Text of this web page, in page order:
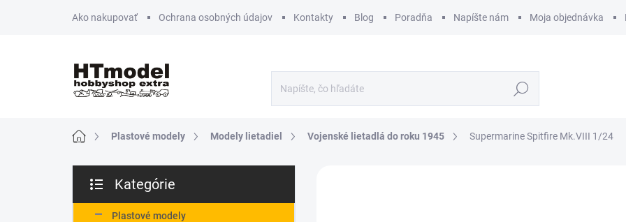
Ako nakupovať Ochrana osobných údajov Kontakty Blog Poradňa Napíšte nám Moja objednávka
Hľadať
DomovPlastové modely Modely lietadiel Vojenské lietadlá do roku 1945 Supermarine Spitfire Mk.VIII 1/24
č
kategórie
Kategórie
Plastové modely